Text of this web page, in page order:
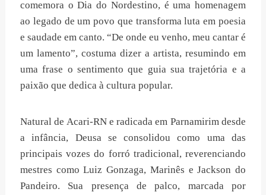
comemora o Dia do Nordestino, é uma homenagem
ao legado de um povo que transforma luta em poesia
e saudade em canto. “De onde eu venho, meu cantar é
um lamento”, costuma dizer a artista, resumindo em
uma frase o sentimento que guia sua trajetória e a
paixão que dedica à cultura popular.
Natural de Acari-RN e radicada em Parnamirim desde
a infância, Deusa se consolidou como uma das
principais vozes do forró tradicional, reverenciando
mestres como Luiz Gonzaga, Marinês e Jackson do
Pandeiro. Sua presença de palco, marcada por